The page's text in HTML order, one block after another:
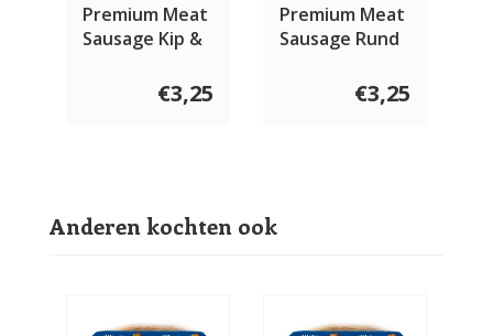
Premium Meat
Sausage Kip &
€3,25
Premium Meat
Sausage Rund
€3,25
Anderen kochten ook